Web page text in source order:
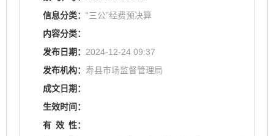
信息分类： “三公”经费预决算
内容分类：
发布日期： 2024-12-24 09:37
发布机构： 寿县市场监督管理局
成文日期：
生效时间：
有 效 性：